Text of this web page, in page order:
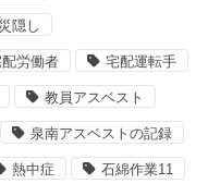
隠し
労働者 宅配運転手
教員アスベスト
泉南アスベストの記録
熱中症 石綿作業11